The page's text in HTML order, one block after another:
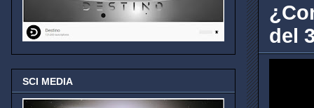
del
SCI MEDIA